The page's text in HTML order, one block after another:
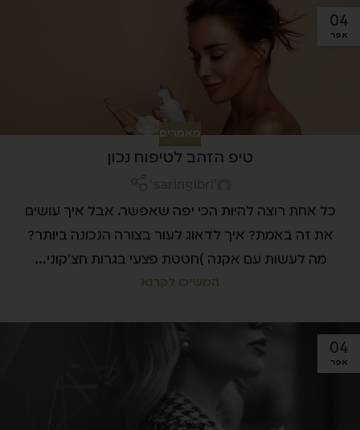
04
אפר
מאמרים
טיפ הזהב לטיפוח נכון
כל אחת רוצה להיות הכי יפה שאפשר. אבל איך עושים
את זה באמת? איך לדאוג לעור בצורה הנכונה ביותר?
מה לעשות עם אקנה )חטטת פצעי בגרות חצ'קוני...
המשיכו לקרוא
04
אפר